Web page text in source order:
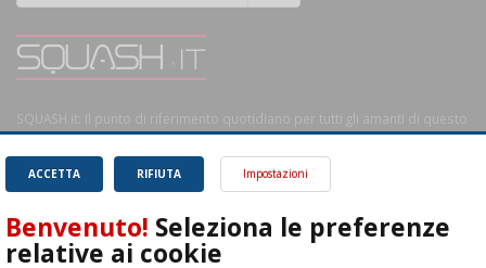
SQUASH.it: Il punto di riferimento quotidiano per tutti gli amanti di questo
RIFIUTA
ACCETTA Impostazioni
Benvenuto! Seleziona le preferenze
relative ai cookie